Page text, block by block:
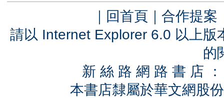
｜ 回首頁 ｜ 合作提案
請以 Internet Explorer 6.0 以上
的
新 絲 路 網 路 書 店
本書店隸屬於華文網股